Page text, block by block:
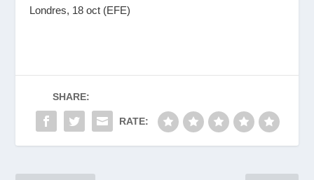
Londres, 18 oct (EFE)
SHARE:
RATE: